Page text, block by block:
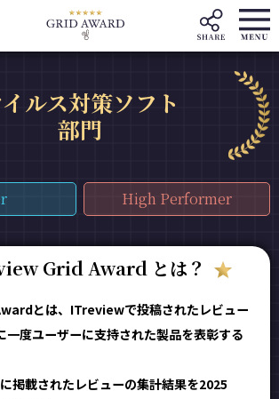
ルス対策ソフト
部門
High Performer
Grid Award とは？
とは、ITreviewで投稿されたレビュー
一度ユーザーに支持された製品を表彰する
掲載されたレビューの集計結果を2025